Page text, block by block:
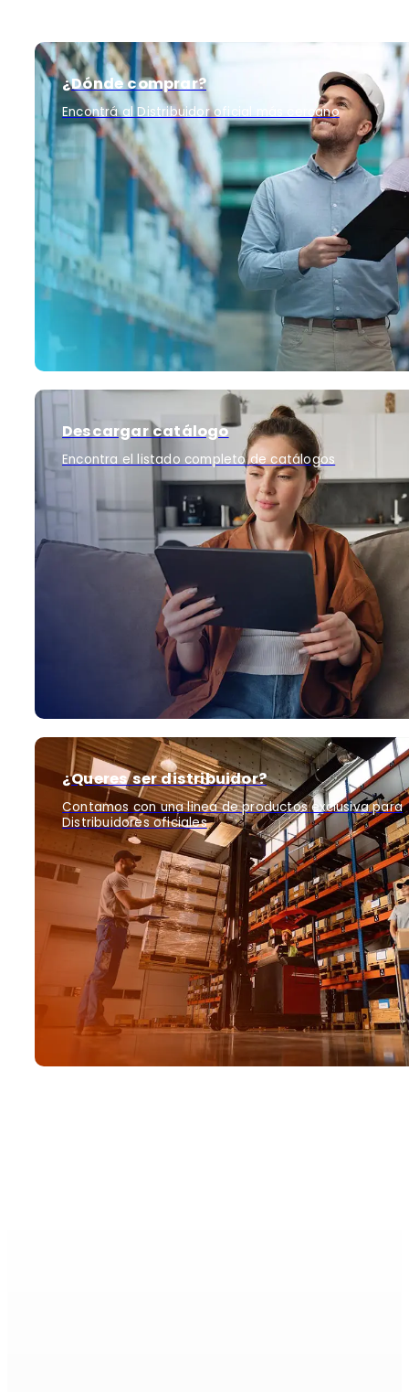
¿Dónde comprar?
Encontrá al Distribuidor oficial más cercano
Descargar catálogo
Encontra el listado completo de catálogos
¿Queres ser distribuidor?
Contamos con una linea de productos exclusiva para
Distribuidores oficiales